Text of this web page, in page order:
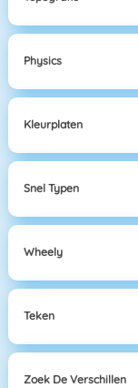
Physics
Kleurplaten
Snel Typen
Wheely
Teken
Zoek De Verschillen